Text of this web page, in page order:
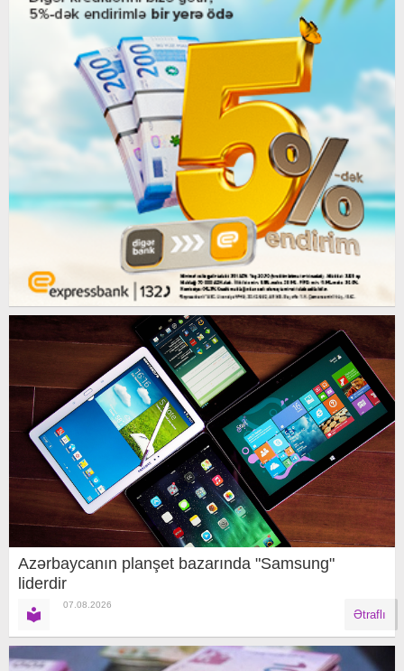
Azərbaycanın planşet bazarında "Samsung"
liderdir
07.08.2026
Ətraflı